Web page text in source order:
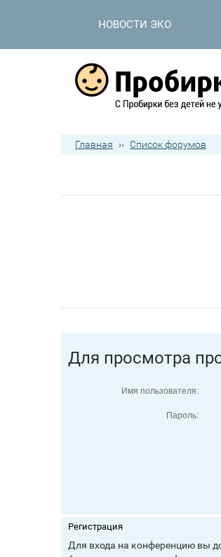
НОВОСТИ ЭКО
Главная ›› Список форумов
Для просмотра
Имя пользователя:
Пароль:
Регистрация
Для входа на конференцию вы